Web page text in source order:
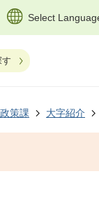
Select
策課 大字紹介